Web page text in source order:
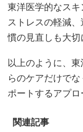
東洋医学的なス
ストレスの軽減
慣の見直しも大切
以上のように、
らのケアだけで
ポートするアプロ
関連記事